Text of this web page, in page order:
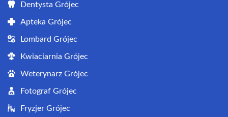
Dentysta Grójec
Apteka Grójec
Lombard Grójec
Kwiaciarnia Grójec
Weterynarz Grójec
Fotograf Grójec
Fryzjer Grójec